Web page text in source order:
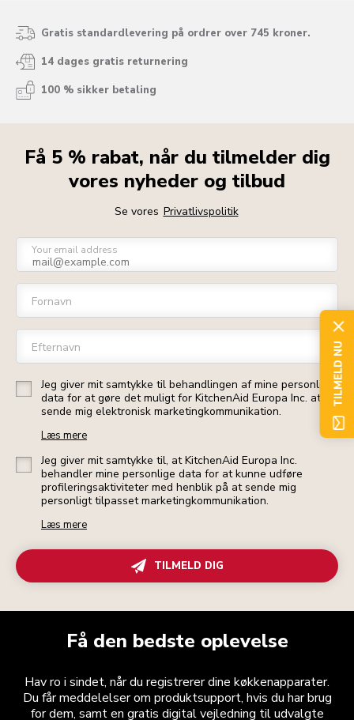
Gratis standardlevering på ordrer over 745 kroner.
14 dages gratis returnering
100 % sikker betaling
Få 5 % rabat, når du tilmelder dig
vores nyheder og tilbud
Se vores Privatlivspolitik
Your email address
Fornavn
Efternavn
Jeg giver mit samtykke til behandlingen af mine personlige
data for at gøre det muligt for KitchenAid Europa Inc. at
sende mig elektronisk marketingkommunikation.
Læs mere
Jeg giver mit samtykke til, at KitchenAid Europa Inc.
behandler mine personlige data for at kunne udføre
profileringsaktiviteter med henblik på at sende mig
personligt tilpasset marketingkommunikation.
Læs mere
TILMELD DIG
Få den bedste oplevelse
Hav ro i sindet, når du registrerer dine køkkenapparater.
Du får meddelelser om produktsupport, hvis du har brug
for dem, samt en gratis digital vejledning til udvalgte
TILMELD NU